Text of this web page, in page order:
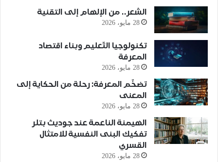
الشعر.. من الإلهام إلى التقنية
28 مايو، 2026
تكنولوجيا التّعليم وبناء اقتصاد
المعرفة
28 مايو، 2026
تضخّم المعرفة: رحلة من الحكاية إلى
المعنى
28 مايو، 2026
الهيمنة الناعمة عند جوديث بتلر
تفكيك البنى النفسية للامتثال
القسري
28 مايو، 2026